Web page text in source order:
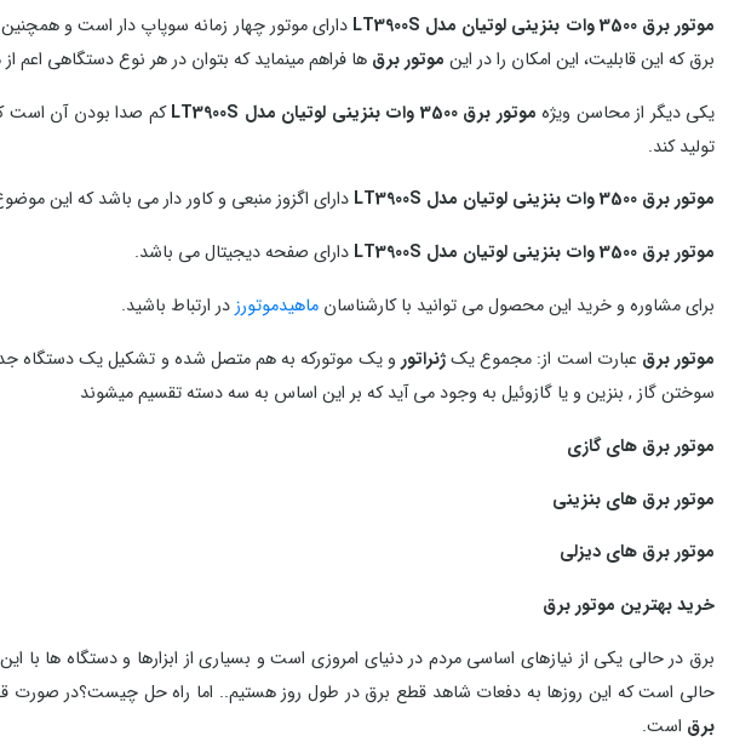
موتور برق 3500 وات بنزینی لوتیان مدل LT3900S
دارای موتور چهار زمانه سوپاپ دار است و
برق که این قابلیت، این امکان را در این موتور برق ها فراهم مینماید که بتوان در هر نوع دستگاهی اعم
یکی دیگر از محاسن ویژه موتور برق 3500 وات بنزینی لوتیان مدل LT3900S
کم صدا بودن آن است
توليد كند.
موتور برق 3500 وات بنزینی لوتیان مدل LT3900S
دارای اگزوز منبعی و کاور دار می باشد که این
موتور برق 3500 وات بنزینی لوتیان مدل LT3900S
دارای صفحه دیجیتال می باشد.
برای مشاوره و خرید این محصول می توانید با کارشناسان ماهیدموتورزدر ارتباط باشید.
موتور برق عبارت است از: مجموع یکژنراتور و یک موتورکه به هم متصل شده و تشکیل یک دستگاه
سوختن گاز , بنزین و یا گازوئیل به وجود می آید که بر این اساس به سه دسته تقسیم میشوند
موتور برق های گازی
موتور برق های بنزینی
موتور برق های دیزلی
خرید بهترین موتور برق
برق در حالی یکی از نیازهای اساسی مردم در دنیای امروزی است و بسیاری از ابزارها و دستگاه ها
حالی است که این روزها به دفعات شاهد قطع برق در طول روز هستیم.. اما راه حل چیست؟در صورت قطع
برق است.